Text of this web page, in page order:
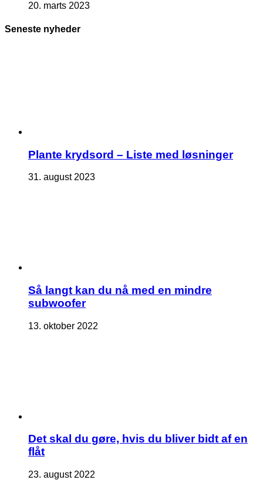
20. marts 2023
Seneste nyheder
Plante krydsord – Liste med løsninger
31. august 2023
Så langt kan du nå med en mindre
subwoofer
13. oktober 2022
Det skal du gøre, hvis du bliver bidt af en
flåt
23. august 2022